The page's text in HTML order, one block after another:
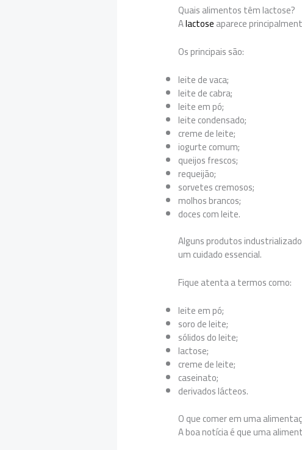
Quais alimentos têm lactose?
Alactoseaparece
Os principais são:
leite de vaca;
leite de cabra;
leite em pó;
leite condensado;
creme de leite;
iogurte comum;
queijos frescos;
requeijão;
sorvetes cremosos;
molhos brancos;
doces com leite.
Alguns produtos
um cuidado essencial.
Fique atenta a termos como:
leite em pó;
soro de leite;
sólidos do leite;
lactose;
creme de leite;
caseinato;
derivados lácteos.
O que comer em uma
A boa notícia é que uma